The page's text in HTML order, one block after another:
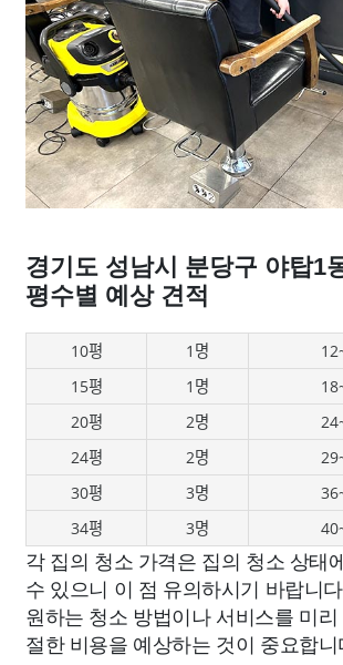
경기도 성남시 분당구 야탑1
평수별 예상 견적
10평 1명
15평
1명
20평
2명
24평
2명
30평
3명
34평
3명
각 집의 청소 가격은 집의 청소 상태
수 있으니 이 점 유의하시기 바랍니
원하는 청소 방법이나 서비스를 미
절한 비용을 예상하는 것이 중요합